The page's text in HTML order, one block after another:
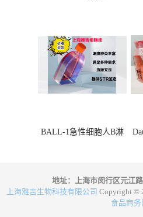
BALL-1急性细胞人B淋
地址：上海市闵行区元江
上海雅吉生物科技有限公司 Copyright ©
食品商务